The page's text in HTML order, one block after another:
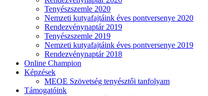
Tenyészszemle 2020
Nemzeti kutyafajtáink éves pontversenye 2020
Rendezvénynaptár 2019
Tenyészszemle 2019
Nemzeti kutyafajtáink éves pontversenye 2019
Rendezvénynaptár 2018
Online Champion
Képzések
MEOE Szövetség tenyésztői tanfolyam
Támogatóink